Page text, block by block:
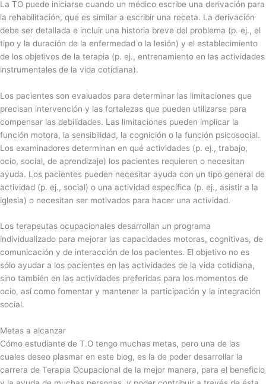
La TO puede iniciarse cuando un médico escribe una derivación para
la rehabilitación, que es similar a escribir una receta. La derivación
debe ser detallada e incluir una historia breve del problema (p. ej., el
tipo y la duración de la enfermedad o la lesión) y el establecimiento
de los objetivos de la terapia (p. ej., entrenamiento en las actividades
instrumentales de la vida cotidiana).
Los pacientes son evaluados para determinar las limitaciones que
precisan intervención y las fortalezas que pueden utilizarse para
compensar las debilidades. Las limitaciones pueden implicar la
función motora, la sensibilidad, la cognición o la función psicosocial.
Los examinadores determinan en qué actividades (p. ej., trabajo,
ocio, social, de aprendizaje) los pacientes requieren o necesitan
ayuda. Los pacientes pueden necesitar ayuda con un tipo general de
actividad (p. ej., social) o una actividad específica (p. ej., asistir a la
iglesia) o necesitan ser motivados para hacer una actividad.
Los terapeutas ocupacionales desarrollan un programa
individualizado para mejorar las capacidades motoras, cognitivas, de
comunicación y de interacción de los pacientes. El objetivo no es
sólo ayudar a los pacientes en las actividades de la vida cotidiana,
sino también en las actividades preferidas para los momentos de
ocio, así como fomentar y mantener la participación y la integración
social.
Metas a alcanzar
Cómo estudiante de T.O tengo muchas metas, pero una de las
cuales deseo plasmar en este blog, es la de poder desarrollar la
carrera de Terapia Ocupacional de la mejor manera, para el beneficio